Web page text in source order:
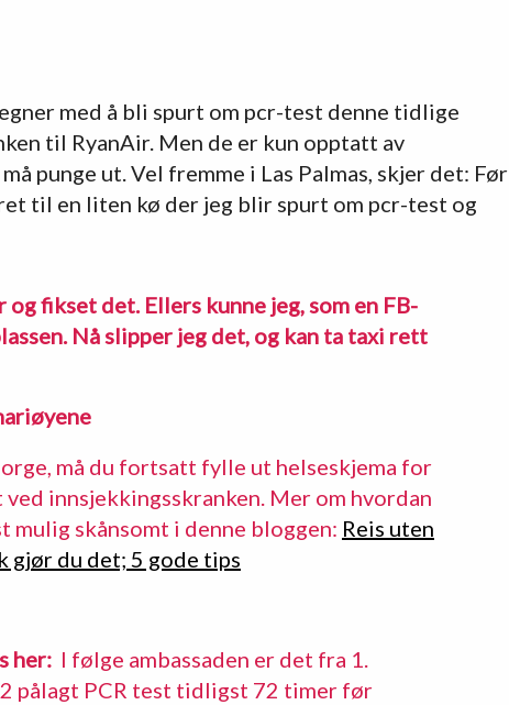
med å bli spurt om pcr-test denne tidlige
til RyanAir. Men de er kun opptatt av
punge ut. Vel fremme i Las Palmas, skjer det: Før
til en liten kø der jeg blir spurt om pcr-test og
fikset det. Ellers kunne jeg, som en FB-
Nå slipper jeg det, og kan ta taxi rett
må du fortsatt fylle ut helseskjema for
innsjekkingsskranken. Mer om hvordan
mulig skånsomt i denne bloggen: Reis uten
gjør du det; 5 gode tips
her:I følge ambassaden er det fra 1.
pålagt PCR test tidligst 72 timer før